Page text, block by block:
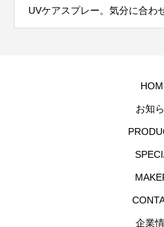
UVケアスプレー。気分に合わ
陽の下でももっと心地よく。
お知
企業